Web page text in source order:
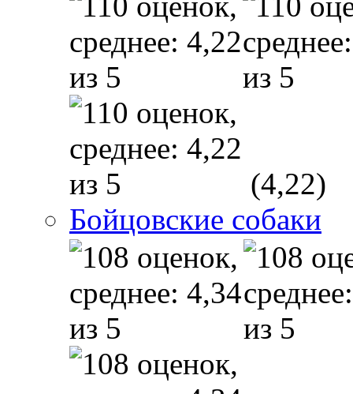
(4,22)
Бойцовские собаки